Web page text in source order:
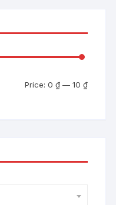
Min
Max
Price: 0 ₫— 10 ₫